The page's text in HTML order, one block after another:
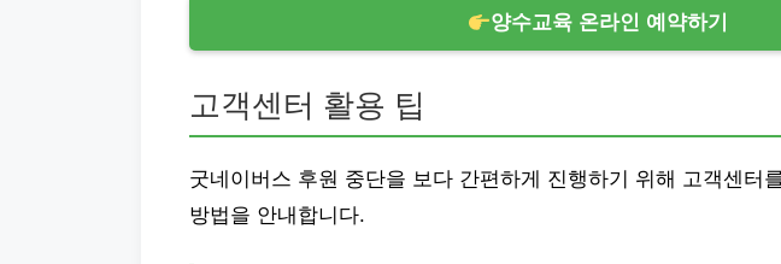
양수교육 온라인 예약하기
고객센터 활용 팁
굿네이버스 후원 중단을 보다 간편하게 진행하기 위해 고객센터
방법을 안내합니다.